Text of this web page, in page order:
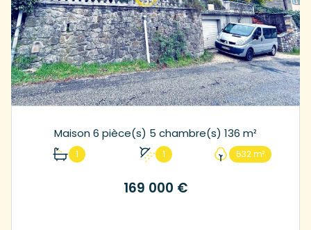
Maison 6 pièce(s) 5 chambre(s) 136 m²
1 1 532 m²
169 000 €